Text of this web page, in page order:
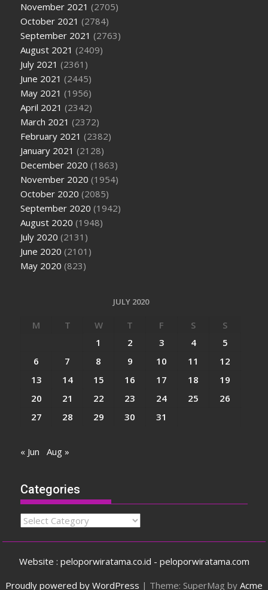
November 2021 (2705)
October 2021 (2784)
September 2021 (2763)
August 2021 (2409)
July 2021 (2361)
June 2021 (2445)
May 2021 (1956)
April 2021 (2342)
March 2021 (2372)
February 2021 (2382)
January 2021 (2128)
December 2020 (1863)
November 2020 (1954)
October 2020 (2085)
September 2020 (1942)
August 2020 (1948)
July 2020 (2131)
June 2020 (2101)
May 2020 (823)
JULY 2020
M T W T F S
S
1
2 3 4
5
6
7 8 9 10 11
12
13
14 15 16 17 18
19
20
21 22 23 24 25
26
27
28 29 30 31
« Jun Aug »
Categories
Categories
Website : peloporwiratama.co.id - peloporwiratama.com
Proudly powered by WordPress | Theme: SuperMag by Acme